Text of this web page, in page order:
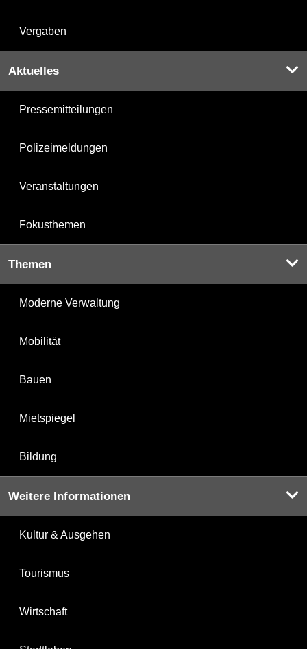
Vergaben
Aktuelles
Pressemitteilungen
Polizeimeldungen
Veranstaltungen
Fokusthemen
Themen
Moderne Verwaltung
Mobilität
Bauen
Mietspiegel
Bildung
Weitere Informationen
Kultur & Ausgehen
Tourismus
Wirtschaft